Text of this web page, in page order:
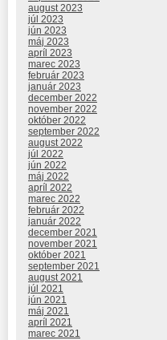
august 2023
júl 2023
jún 2023
máj 2023
apríl 2023
marec 2023
február 2023
január 2023
december 2022
november 2022
október 2022
september 2022
august 2022
júl 2022
jún 2022
máj 2022
apríl 2022
marec 2022
február 2022
január 2022
december 2021
november 2021
október 2021
september 2021
august 2021
júl 2021
jún 2021
máj 2021
apríl 2021
marec 2021